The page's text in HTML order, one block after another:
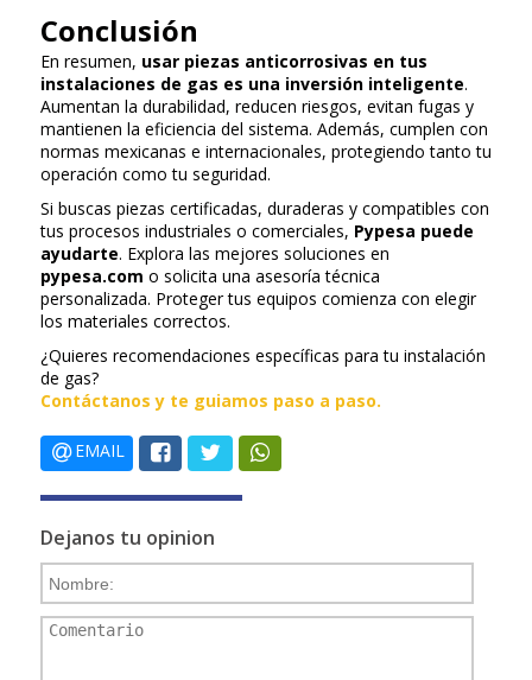
Conclusión
En resumen, usar piezas anticorrosivas en tus
instalaciones de gas es una inversión inteligente.
Aumentan la durabilidad, reducen riesgos, evitan fugas y
mantienen la eficiencia del sistema. Además, cumplen con
normas mexicanas e internacionales, protegiendo tanto tu
operación como tu seguridad.
Si buscas piezas certificadas, duraderas y compatibles con
tus procesos industriales o comerciales, Pypesa puede
ayudarte. Explora las mejores soluciones en
pypesa.com o solicita una asesoría técnica
personalizada. Proteger tus equipos comienza con elegir
los materiales correctos.
¿Quieres recomendaciones específicas para tu instalación
de gas?
Contáctanos y te guiamos paso a paso.
EMAIL
Dejanos tu opinion